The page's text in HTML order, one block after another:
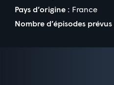
Pays d’origine : France
Nombre d’épisodes prévus